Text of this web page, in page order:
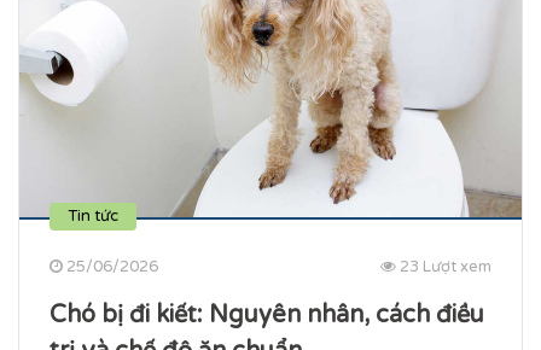
Tin tức
25/06/2026 23 Lượt xem
Chó bị đi kiết​: Nguyên nhân, cách điều